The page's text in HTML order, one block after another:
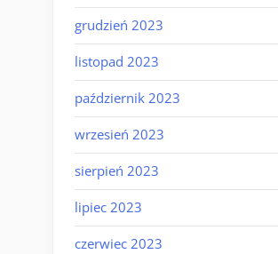
grudzień 2023
listopad 2023
październik 2023
wrzesień 2023
sierpień 2023
lipiec 2023
czerwiec 2023